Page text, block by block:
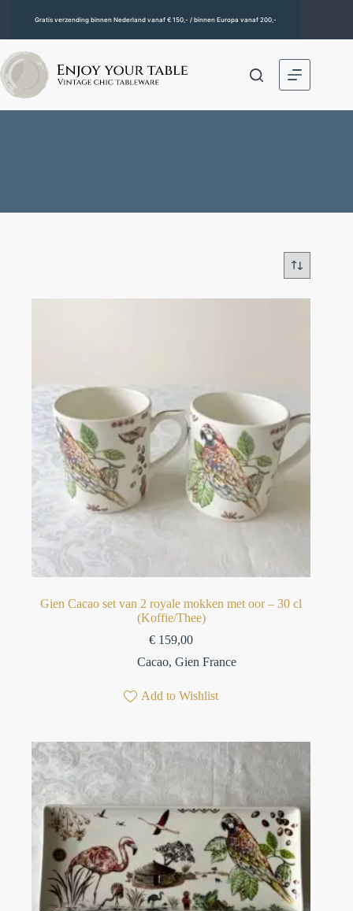
Gratis verzending binnen Nederland vanaf € 150,- / binnen Europa vanaf 200,-
Gien Cacao set van 2 royale mokken met oor – 30 cl
(Koffie/Thee)
€ 159,00
Cacao,Gien France
Add to Wishlist